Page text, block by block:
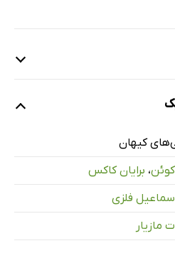
کیهان
کوئن، برایان کاکس
فلزی
مازیار